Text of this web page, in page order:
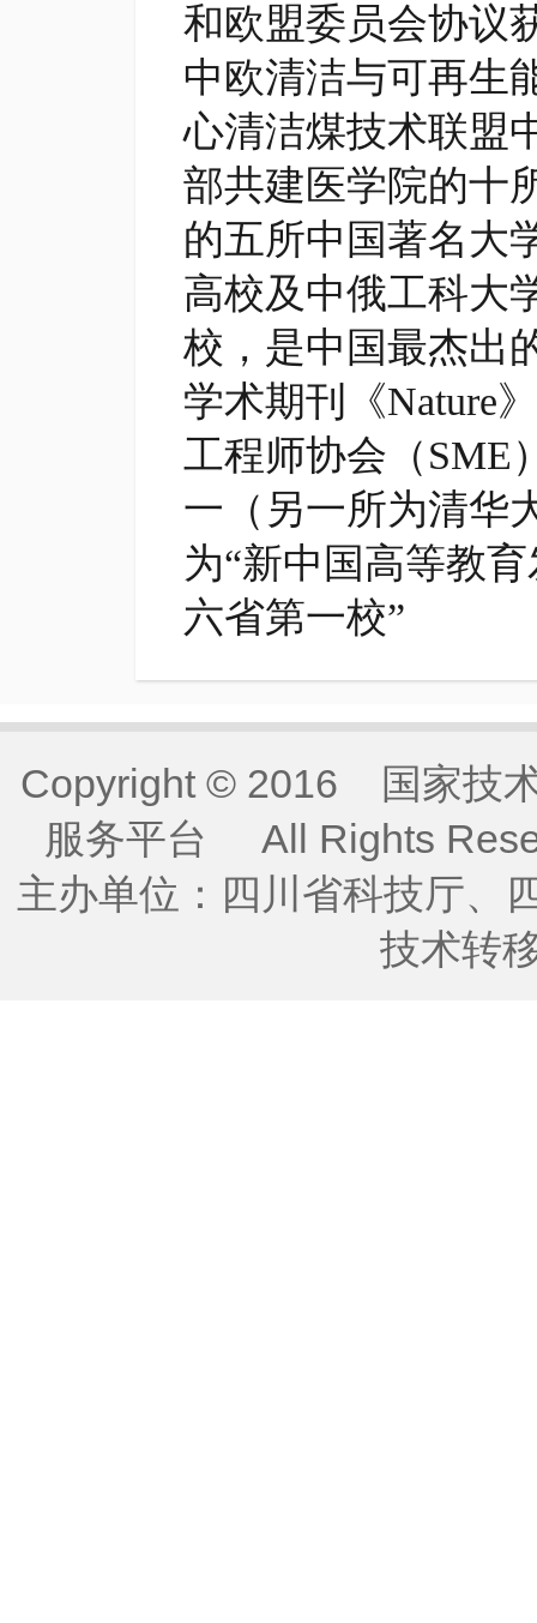
和欧盟委员会协议
中欧清洁与可再生
心清洁煤技术联盟
部共建医学院的十
的五所中国著名大
高校及中俄工科大
校，是中国最杰出
学术期刊《Nature
工程师协会（SME
一（另一所为清华
为“新中国高等教
六省第一校”
Copyright © 2016 国家技
服务平台 All Rights
主办单位：四川省科技厅、
技术转